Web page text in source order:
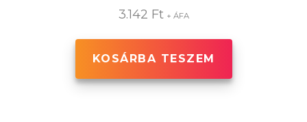
3.142 Ft + ÁFA
KOSÁRBA TESZEM